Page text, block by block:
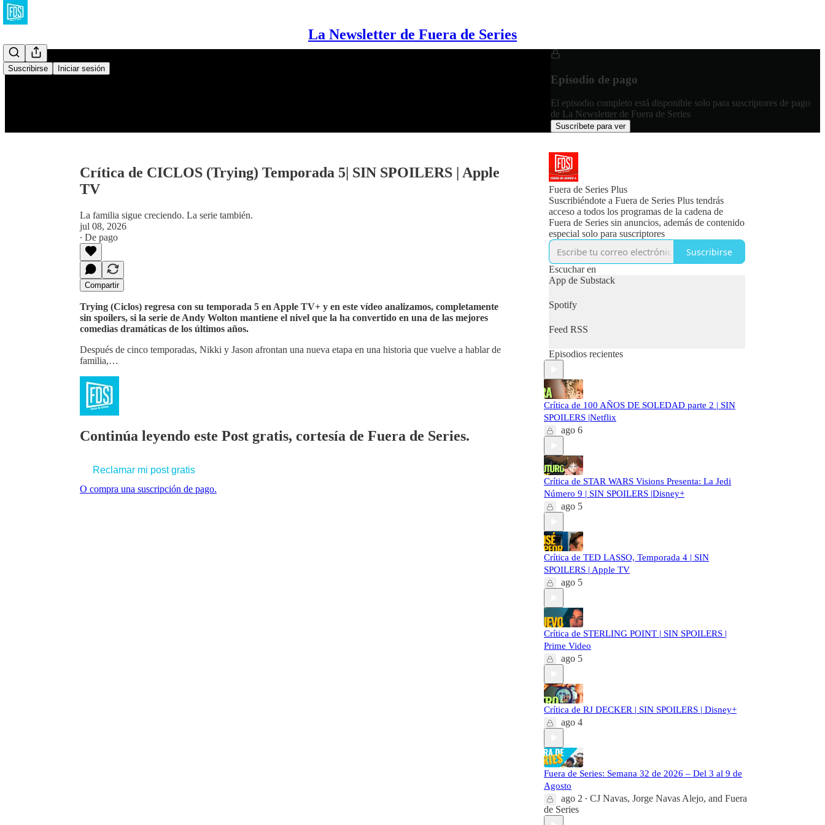
La Newsletter de Fuera de Series
Suscribirse Iniciar sesión
Episodio de pago
El episodio completo está disponible solo para suscriptores de pago
de La Newsletter de Fuera de Series
Suscríbete para ver
Crítica de CICLOS (Trying) Temporada 5| SIN SPOILERS | Apple
TV
La familia sigue creciendo. La serie también.
jul 08, 2026
∙ De pago
Compartir
Trying (Ciclos) regresa con su temporada 5 en Apple TV+ y en este vídeo analizamos, completamente
sin spoilers, si la serie de Andy Wolton mantiene el nivel que la ha convertido en una de las mejores
comedias dramáticas de los últimos años.
Después de cinco temporadas, Nikki y Jason afrontan una nueva etapa en una historia que vuelve a hablar de
familia,…
Continúa leyendo este Post gratis, cortesía de Fuera de Series.
Reclamar mi post gratis
O compra una suscripción de pago.
Fuera de Series Plus
Suscribiéndote a Fuera de Series Plus tendrás
acceso a todos los programas de la cadena de
Fuera de Series sin anuncios, además de contenido
especial solo para suscriptores
Suscribirse
Escuchar en
App de Substack
Spotify
Feed RSS
Episodios recientes
Crítica de 100 AÑOS DE SOLEDAD parte 2 | SIN
SPOILERS |Netflix
ago 6
Crítica de STAR WARS Visions Presenta: La Jedi
Número 9 | SIN SPOILERS |Disney+
ago 5
Crítica de TED LASSO, Temporada 4 | SIN
SPOILERS | Apple TV
ago 5
Crítica de STERLING POINT | SIN SPOILERS |
Prime Video
ago 5
Crítica de RJ DECKER | SIN SPOILERS | Disney+
ago 4
Fuera de Series: Semana 32 de 2026 – Del 3 al 9 de
Agosto
ago 2 • CJ Navas, Jorge Navas Alejo, and Fuera
de Series